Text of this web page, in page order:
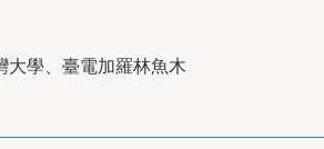
大學、臺電加羅林魚木